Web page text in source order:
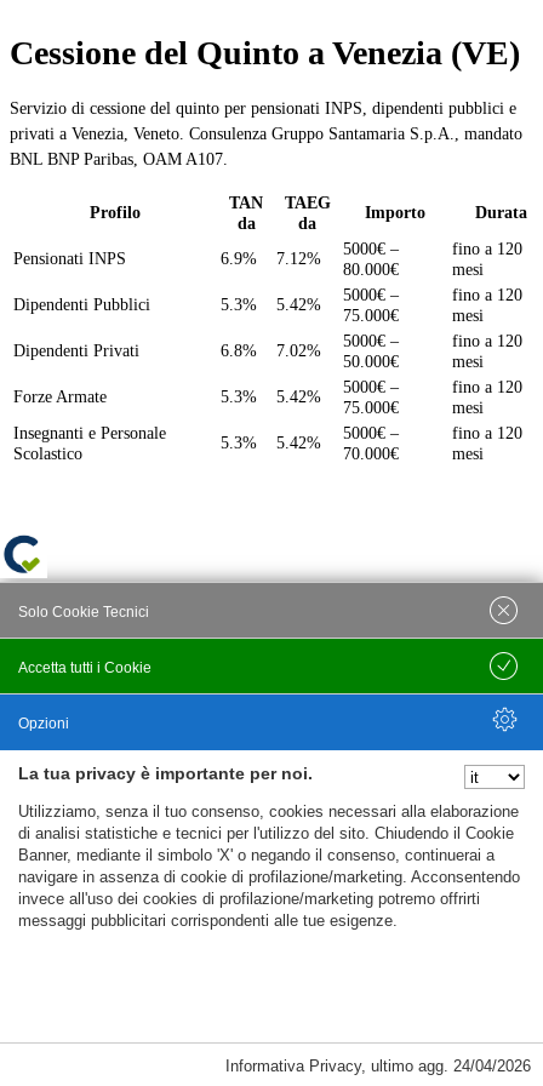
Cessione del Quinto a Venezia (VE)
Servizio di cessione del quinto per pensionati INPS, dipendenti pubblici e
privati a Venezia, Veneto. Consulenza Gruppo Santamaria S.p.A., mandato
BNL BNP Paribas, OAM A107.
Profilo
TAN
da
TAEG
da
Importo Durata
Pensionati INPS 6.9% 7.12%
5000€ –
80.000€
fino a 120
mesi
Dipendenti Pubblici
5.3% 5.42%
5000€ –
75.000€
fino a 120
mesi
Dipendenti Privati
6.8% 7.02%
5000€ –
50.000€
fino a 120
mesi
Forze Armate
5.3% 5.42%
5000€ –
75.000€
fino a 120
mesi
Insegnanti e Personale
Scolastico
5.3% 5.42%
5000€ –
70.000€
fino a 120
mesi
La tua privacy è importante per noi.
Utilizziamo, senza il tuo consenso, cookies necessari alla elaborazione
di analisi statistiche e tecnici per l'utilizzo del sito. Chiudendo il Cookie
Banner, mediante il simbolo 'X' o negando il consenso, continuerai a
navigare in assenza di cookie di profilazione/marketing. Acconsentendo
invece all'uso dei cookies di profilazione/marketing potremo offrirti
messaggi pubblicitari corrispondenti alle tue esigenze.
Cookie Necessari, Tecnici di Sessione
Accetta tutti i Cookie
Solo Cookie Tecnici
Salva
Opzioni
Nascondi Opzioni
Informativa Privacy, ultimo agg. 24/04/2026